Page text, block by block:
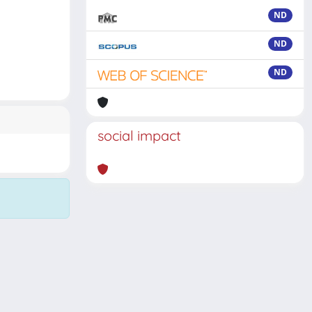
ND
ND
ND
social impact